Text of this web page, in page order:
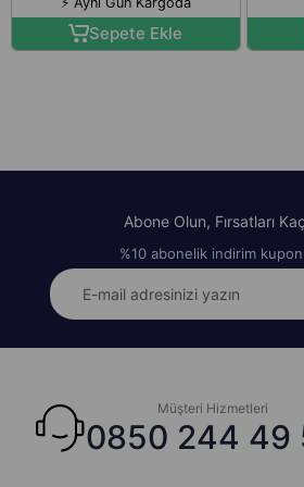
Sepete Ekle
Abone Olun, Fırsatları
%10 abonelik indirim
Müşteri Hizmetleri
0850 244 49